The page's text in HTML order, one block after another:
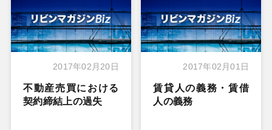
2017年02月20日
不動産売買における
契約締結上の過失
2017年02月01日
賃貸人の義務・賃借
人の義務